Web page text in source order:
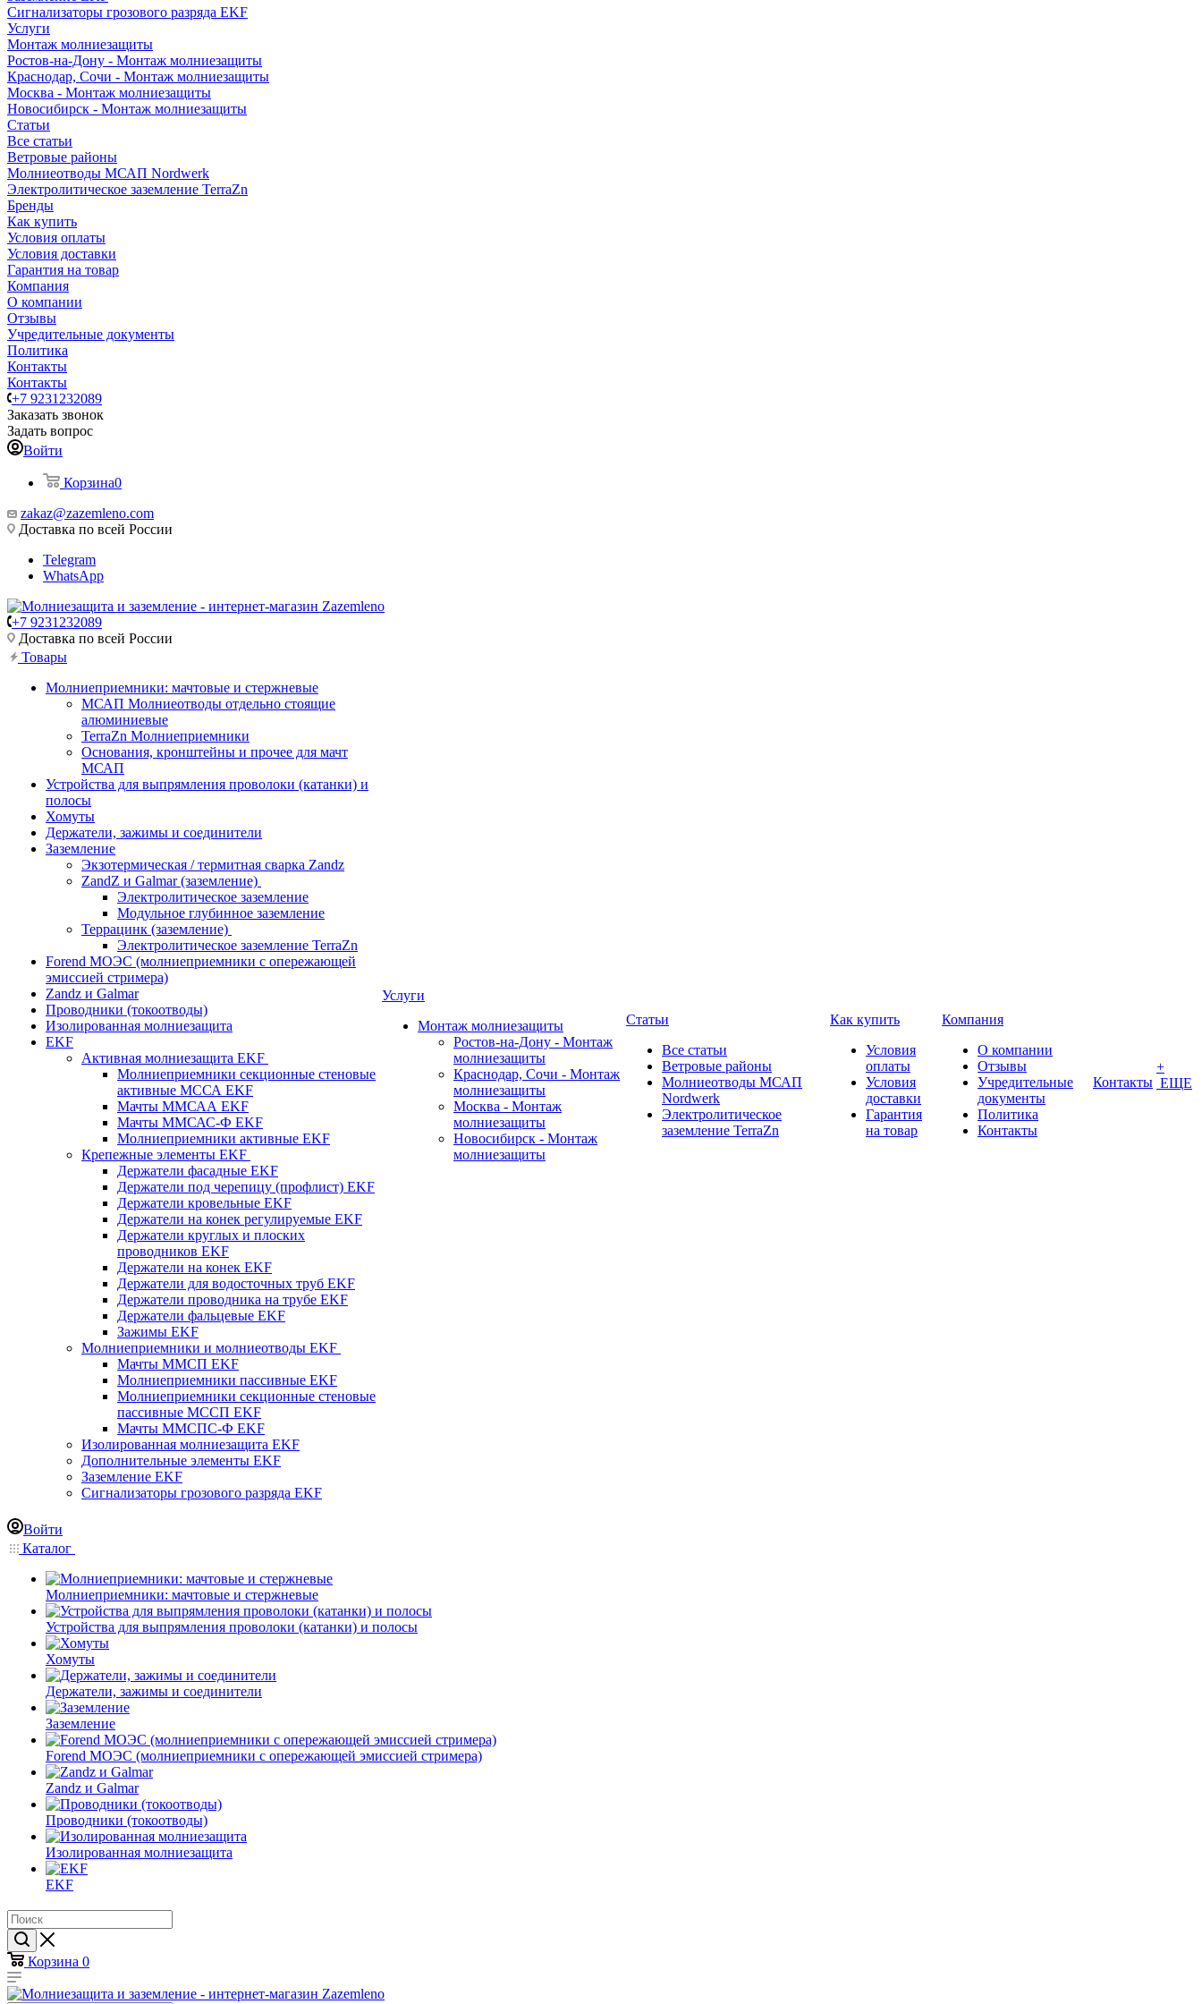
Сигнализаторы грозового разряда EKF
Услуги
Монтаж молниезащиты
Ростов-на-Дону - Монтаж молниезащиты
Краснодар, Сочи - Монтаж молниезащиты
Москва - Монтаж молниезащиты
Новосибирск - Монтаж молниезащиты
Статьи
Все статьи
Ветровые районы
Молниеотводы МСАП Nordwerk
Электролитическое заземление TerraZn
Бренды
Как купить
Условия оплаты
Условия доставки
Гарантия на товар
Компания
О компании
Отзывы
Учредительные документы
Политика
Контакты
Контакты
+7 9231232089
Заказать звонок
Задать вопрос
Войти
Корзина0
zakaz@zazemleno.com
Доставка по всей России
Telegram
WhatsApp
+7 9231232089
Доставка по всей России
Товары
Молниеприемники: мачтовые и стержневые
МСАП Молниеотводы отдельно стоящие
алюминиевые
TerraZn Молниеприемники
Основания, кронштейны и прочее для мачт
МСАП
Устройства для выпрямления проволоки (катанки) и
полосы
Хомуты
Держатели, зажимы и соединители
Заземление
Экзотермическая / термитная сварка Zandz
ZandZ и Galmar (заземление)
Электролитическое заземление
Модульное глубинное заземление
Террацинк (заземление)
Электролитическое заземление TerraZn
Forend МОЭС (молниеприемники с опережающей
эмиссией стримера)
Zandz и Galmar
Проводники (токоотводы)
Изолированная молниезащита
EKF
Активная молниезащита EKF
Молниеприемники секционные стеновые
активные МССА EKF
Мачты ММСАА EKF
Мачты ММСАС-Ф EKF
Молниеприемники активные EKF
Крепежные элементы EKF
Держатели фасадные EKF
Держатели под черепицу (профлист) EKF
Держатели кровельные EKF
Держатели на конек регулируемые EKF
Держатели круглых и плоских
проводников EKF
Держатели на конек EKF
Держатели для водосточных труб EKF
Держатели проводника на трубе EKF
Держатели фальцевые EKF
Зажимы EKF
Молниеприемники и молниеотводы EKF
Мачты ММСП EKF
Молниеприемники пассивные EKF
Молниеприемники секционные стеновые
пассивные МССП EKF
Мачты ММСПС-Ф EKF
Изолированная молниезащита EKF
Дополнительные элементы EKF
Заземление EKF
Сигнализаторы грозового разряда EKF
Услуги
Монтаж молниезащиты
Ростов-на-Дону - Монтаж
молниезащиты
Краснодар, Сочи - Монтаж
молниезащиты
Москва - Монтаж
молниезащиты
Новосибирск - Монтаж
молниезащиты
Статьи
Все статьи
Ветровые районы
Молниеотводы МСАП
Nordwerk
Электролитическое
заземление TerraZn
Как купить
Условия
оплаты
Условия
доставки
Гарантия
на товар
Компания
О компании
Отзывы
Учредительные
документы
Политика
Контакты
Контакты
+
ЕЩЕ
Войти
Каталог
Молниеприемники: мачтовые и стержневые
Устройства для выпрямления проволоки (катанки) и полосы
Хомуты
Держатели, зажимы и соединители
Заземление
Forend МОЭС (молниеприемники с опережающей эмиссией стримера)
Zandz и Galmar
Проводники (токоотводы)
Изолированная молниезащита
EKF
Корзина 0